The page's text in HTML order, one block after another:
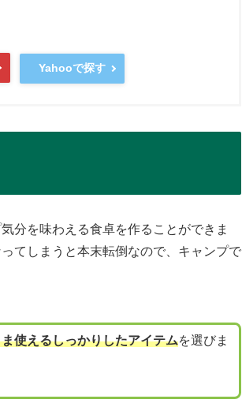
Yahooで探す
分を味わえる食卓を作ることができま
てしまうと本末転倒なので、キャンプで
使えるしっかりしたアイテムを選びま